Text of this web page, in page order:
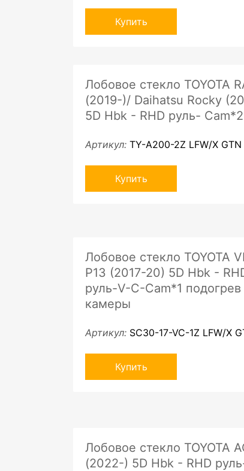
Купить
Лобовое стекло TOYOTA
(2019-)/ Daihatsu Rocky
5D Hbk - RHD руль- Cam*2
Артикул: TY-A200-2Z LFW/X GTN
Купить
Лобовое стекло TOYOTA
P13 (2017-20) 5D Hbk -
руль-V-С-Cam*1 подогрев
камеры
Артикул: SC30-17-VC-1Z LFW/X
Купить
Лобовое стекло TOYOTA
(2022-) 5D Hbk - RHD